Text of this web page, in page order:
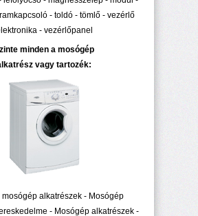
- toldó - tömlő - vezérlő
- vezérlőpanel
minden a mosógép
vagy tartozék:
mosógép alkatrészek - Mosógép
- Mosógép alkatrészek -